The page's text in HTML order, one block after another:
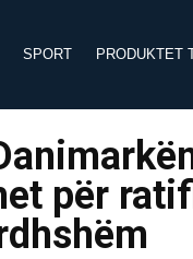
SPORT PRODUKTET
për